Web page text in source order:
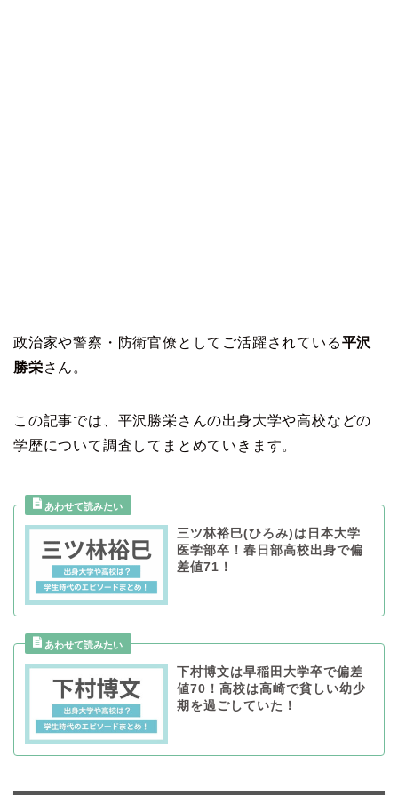
政治家や警察・防衛官僚としてご活躍されている平沢
勝栄さん。
この記事では、平沢勝栄さんの出身大学や高校などの
学歴について調査してまとめていきます。
三ツ林裕巳(ひろみ)は日本大学
医学部卒！春日部高校出身で偏
差値71！
下村博文は早稲田大学卒で偏差
値70！高校は高崎で貧しい幼少
期を過ごしていた！